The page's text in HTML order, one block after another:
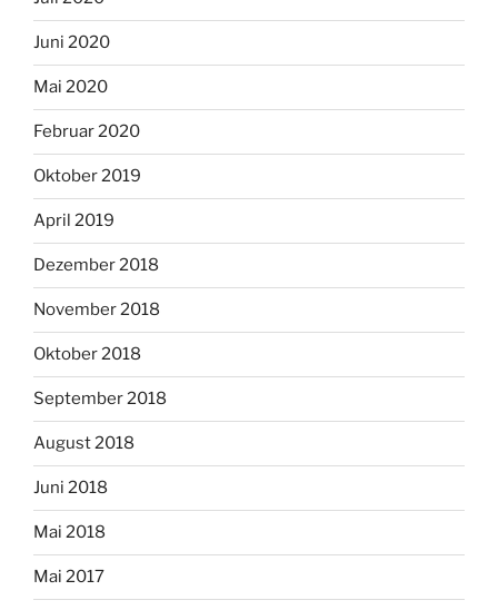
Juni 2020
Mai 2020
Februar 2020
Oktober 2019
April 2019
Dezember 2018
November 2018
Oktober 2018
September 2018
August 2018
Juni 2018
Mai 2018
Mai 2017